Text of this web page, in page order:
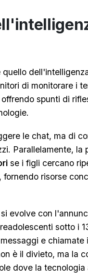
quello
di monitorare i
spunti di
le chat, ma di
Parallelamente, la
se i figli cercano
fornendo risorse
evolve con
sotto i
e chiamate
è il divieto, ma la
dove la